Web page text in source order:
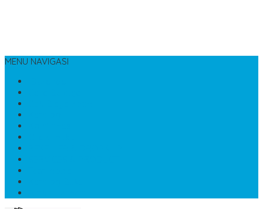
MENU NAVIGASI